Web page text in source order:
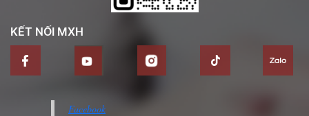
KẾT NỐI MXH
Facebook